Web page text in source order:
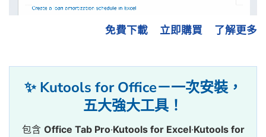
免費下載 立即購買 了解更多
✨ Kutools for Office－一次安裝，
五大強大工具！
包含 Office Tab Pro·Kutools for Excel·Kutools for